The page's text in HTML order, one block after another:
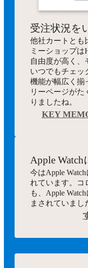
受注状況を
他社カートとも
ミーショップ
自由度が高く、
いつでもチェッ
機能が幅広く揃
リーページがた
りましたね。
KEY
Apple
今はApple
れています。コ
も、Apple
まされていまし